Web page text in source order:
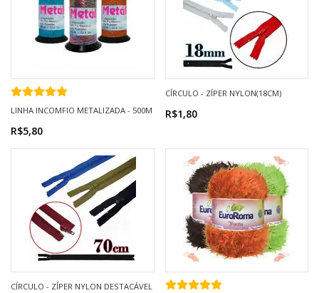
LINHA INCOMFIO METALIZADA - 500M
R$5,80
CÍRCULO - ZÍPER NYLON(18CM)
R$1,80
CÍRCULO - ZÍPER NYLON DESTACÁVEL